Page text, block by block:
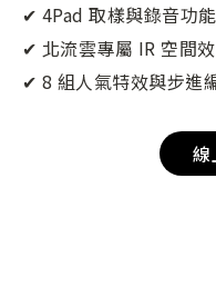
✔ 4Pad 取樣與錄音功能
✔ 北流雲專屬 IR 空間
✔ 8 組人氣特效與步進
線